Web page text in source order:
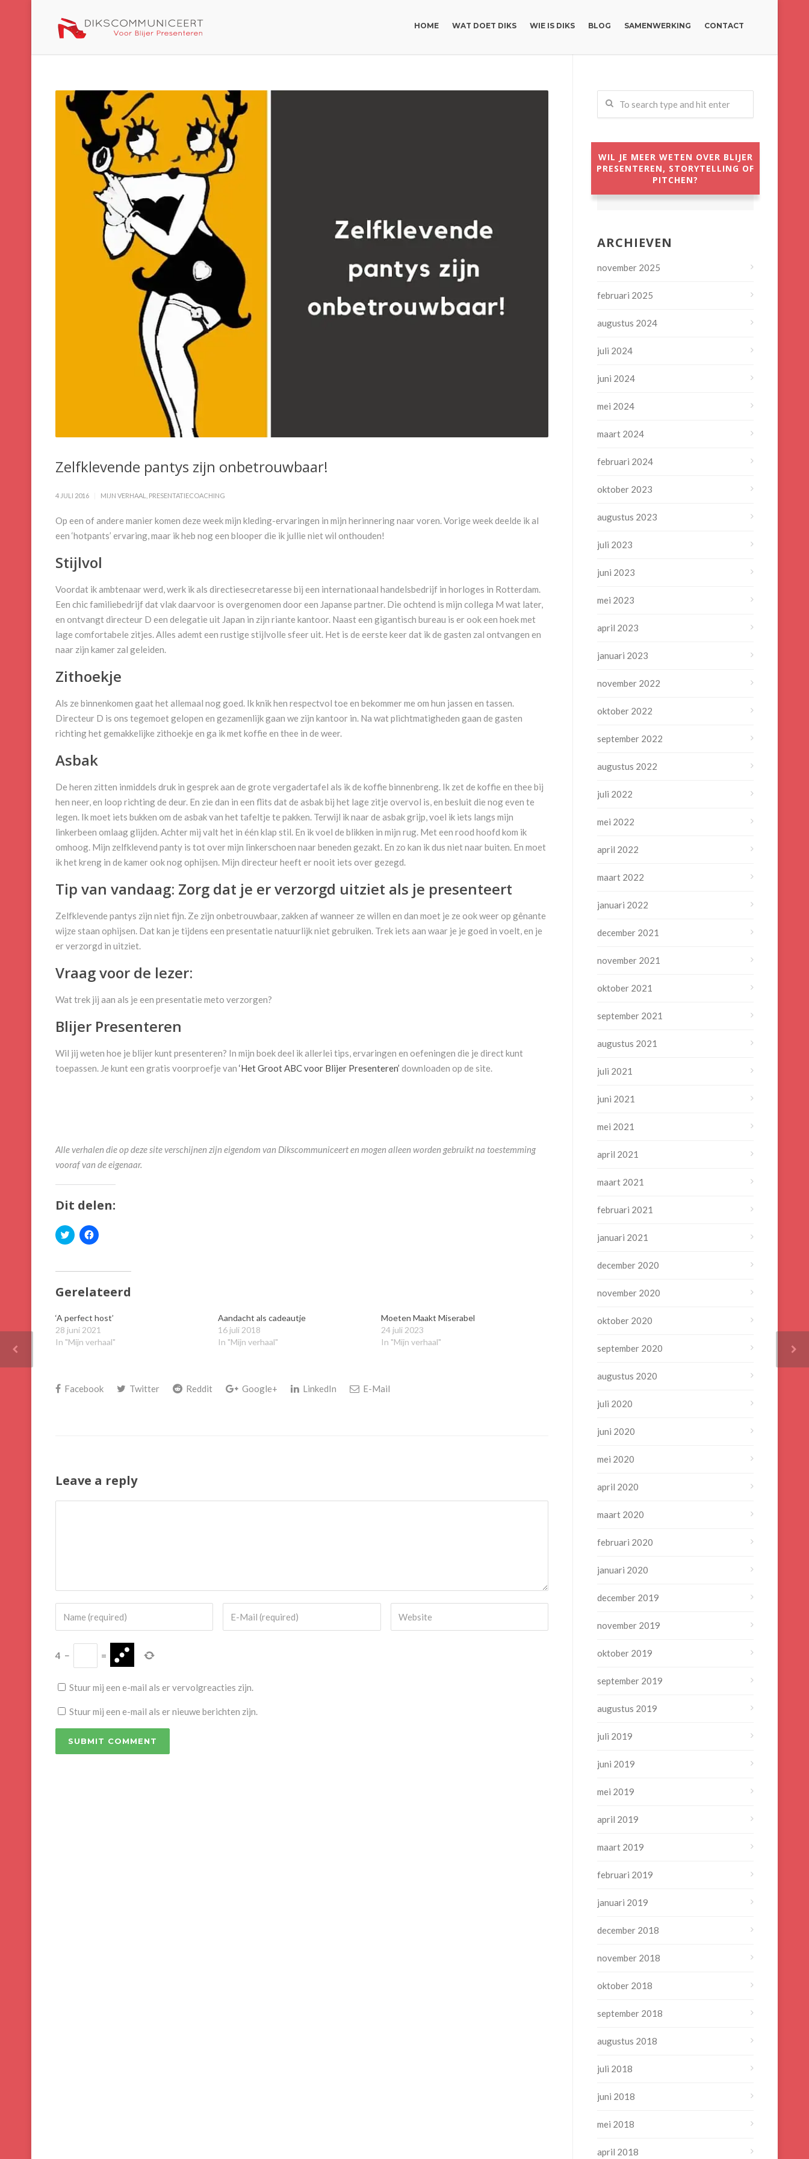
HOME WAT DOET DIKS WIE IS DIKS BLOG SAMENWERKING CONTACT
Zelfklevende pantys zijn onbetrouwbaar!
4 JULI 2016 MIJN VERHAAL PRESENTATIECOACHING
Op een of andere manier komen deze week mijn kleding-ervaringen in mijn herinnering naar voren. Vorige week deelde ik al
een ‘hotpants’ ervaring, maar ik heb nog een blooper die ik jullie niet wil onthouden!
Stijlvol
Voordat ik ambtenaar werd, werk ik als directiesecretaresse bij een internationaal handelsbedrijf in horloges in Rotterdam.
Een chic familiebedrijf dat vlak daarvoor is overgenomen door een Japanse partner. Die ochtend is mijn collega M wat later,
en ontvangt directeur D een delegatie uit Japan in zijn riante kantoor. Naast een gigantisch bureau is er ook een hoek met
lage comfortabele zitjes. Alles ademt een rustige stijlvolle sfeer uit. Het is de eerste keer dat ik de gasten zal ontvangen en
naar zijn kamer zal geleiden.
Zithoekje
Als ze binnenkomen gaat het allemaal nog goed. Ik knik hen respectvol toe en bekommer me om hun jassen en tassen.
Directeur D is ons tegemoet gelopen en gezamenlijk gaan we zijn kantoor in. Na wat plichtmatigheden gaan de gasten
richting het gemakkelijke zithoekje en ga ik met koffie en thee in de weer.
Asbak
De heren zitten inmiddels druk in gesprek aan de grote vergadertafel als ik de koffie binnenbreng. Ik zet de koffie en thee bij
hen neer, en loop richting de deur. En zie dan in een flits dat de asbak bij het lage zitje overvol is, en besluit die nog even te
legen. Ik moet iets bukken om de asbak van het tafeltje te pakken. Terwijl ik naar de asbak grijp, voel ik iets langs mijn
linkerbeen omlaag glijden. Achter mij valt het in één klap stil. En ik voel de blikken in mijn rug. Met een rood hoofd kom ik
omhoog. Mijn zelfklevend panty is tot over mijn linkerschoen naar beneden gezakt. En zo kan ik dus niet naar buiten. En moet
ik het kreng in de kamer ook nog ophijsen. Mijn directeur heeft er nooit iets over gezegd.
Tip van vandaag: Zorg dat je er verzorgd uitziet als je presenteert
Zelfklevende pantys zijn niet fijn. Ze zijn onbetrouwbaar, zakken af wanneer ze willen en dan moet je ze ook weer op gênante
wijze staan ophijsen. Dat kan je tijdens een presentatie natuurlijk niet gebruiken. Trek iets aan waar je je goed in voelt, en je
er verzorgd in uitziet.
Vraag voor de lezer:
Wat trek jij aan als je een presentatie meto verzorgen?
Blijer Presenteren
Wil jij weten hoe je blijer kunt presenteren? In mijn boek deel ik allerlei tips, ervaringen en oefeningen die je direct kunt
toepassen. Je kunt een gratis voorproefje van ‘Het Groot ABC voor Blijer Presenteren’ downloaden op de site.
Alle verhalen die op deze site verschijnen zijn eigendom van Dikscommuniceert en mogen alleen worden gebruikt na toestemming
vooraf van de eigenaar.
Dit delen:
Klik
om
Twitter
in
een
geopend)
Klik
om
Facebook
in
een
geopend)
Gerelateerd
‘A perfect host’
28 juni 2021
In "Mijn verhaal"
Aandacht als cadeautje
16 juli 2018
In "Mijn verhaal"
Moeten Maakt Miserabel
24 juli 2023
In "Mijn verhaal"
Facebook Twitter Reddit Google+ LinkedIn E-Mail
Leave a reply
4 − =
Stuur mij een e-mail als er vervolgreacties zijn.
Stuur mij een e-mail als er nieuwe berichten zijn.
WIL JE MEER WETEN OVER BLIJER
PRESENTEREN, STORYTELLING OF
PITCHEN?
ARCHIEVEN
november 2025
februari 2025
augustus 2024
juli 2024
juni 2024
mei 2024
maart 2024
februari 2024
oktober 2023
augustus 2023
juli 2023
juni 2023
mei 2023
april 2023
januari 2023
november 2022
oktober 2022
september 2022
augustus 2022
juli 2022
mei 2022
april 2022
maart 2022
januari 2022
december 2021
november 2021
oktober 2021
september 2021
augustus 2021
juli 2021
juni 2021
mei 2021
april 2021
maart 2021
februari 2021
januari 2021
december 2020
november 2020
oktober 2020
september 2020
augustus 2020
juli 2020
juni 2020
mei 2020
april 2020
maart 2020
februari 2020
januari 2020
december 2019
november 2019
oktober 2019
september 2019
augustus 2019
juli 2019
juni 2019
mei 2019
april 2019
maart 2019
februari 2019
januari 2019
december 2018
november 2018
oktober 2018
september 2018
augustus 2018
juli 2018
juni 2018
mei 2018
april 2018